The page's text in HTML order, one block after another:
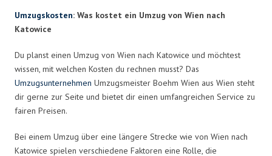
Umzugskosten: Was kostet ein Umzug von Wien nach
Katowice
Du planst einen Umzug von Wien nach Katowice und möchtest
wissen, mit welchen Kosten du rechnen musst? Das
Umzugsunternehmen Umzugsmeister Boehm Wien aus Wien steht
dir gerne zur Seite und bietet dir einen umfangreichen Service zu
fairen Preisen.
Bei einem Umzug über eine längere Strecke wie von Wien nach
Katowice spielen verschiedene Faktoren eine Rolle, die